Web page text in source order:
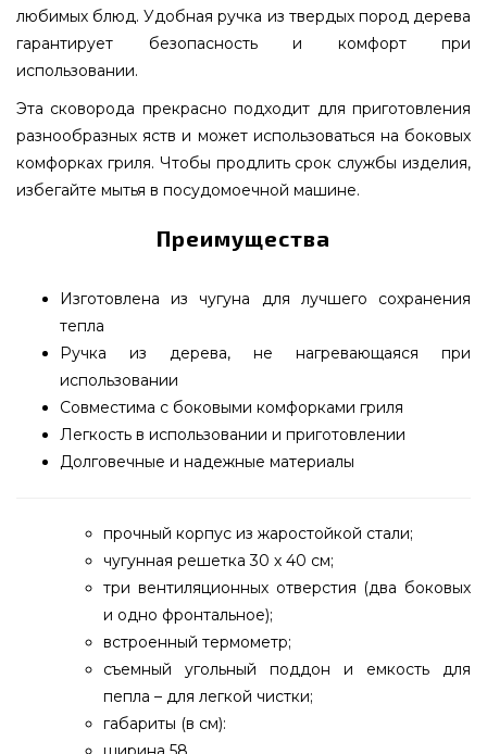
любимых блюд. Удобная ручка из твердых пород дерева
гарантирует безопасность и комфорт при
использовании.
Эта сковорода прекрасно подходит для приготовления
разнообразных яств и может использоваться на боковых
комфорках гриля. Чтобы продлить срок службы изделия,
избегайте мытья в посудомоечной машине.
Преимущества
Изготовлена из чугуна для лучшего сохранения
тепла
Ручка из дерева, не нагревающаяся при
использовании
Совместима с боковыми комфорками гриля
Легкость в использовании и приготовлении
Долговечные и надежные материалы
прочный корпус из жаростойкой стали;
чугунная решетка 30 х 40 см;
три вентиляционных отверстия (два боковых
и одно фронтальное);
встроенный термометр;
съемный угольный поддон и емкость для
пепла – для легкой чистки;
габариты (в см):